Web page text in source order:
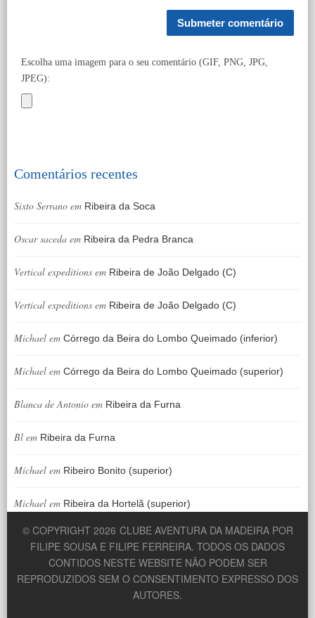
Escolha uma imagem para o seu comentário (GIF, PNG, JPG,
JPEG):
Comentários recentes
Sixto Serrano em Ribeira da Soca
Oscar saceda em Ribeira da Pedra Branca
Vertical expeditions em Ribeira de João Delgado (C)
Vertical expeditions em Ribeira de João Delgado (C)
Michael em Córrego da Beira do Lombo Queimado (inferior)
Michael em Córrego da Beira do Lombo Queimado (superior)
Blanca de Antonio em Ribeira da Furna
Bl em Ribeira da Furna
Michael em Ribeiro Bonito (superior)
Michael em Ribeira da Hortelã (superior)
© COPYRIGHT 2026 CLUBE AVENTURA DA MADEIRA POR
FILIPE SOUSA E FILIPE FERREIRA. TODOS OS DADOS
CONTIDOS NESTE WEBSITE NÃO PODEM SER
REPRODUZIDOS SEM O CONSENTIMENTO EXPRESSO DOS
AUTORES.